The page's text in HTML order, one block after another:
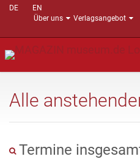
DE
EN
Über uns
Verlagsangebot
Alle
Termine